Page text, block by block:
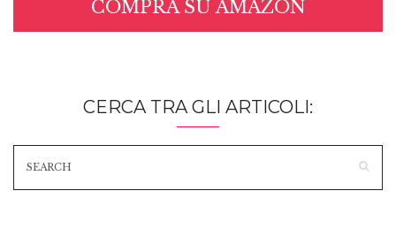
COMPRA SU AMAZON
CERCA TRA GLI ARTICOLI: